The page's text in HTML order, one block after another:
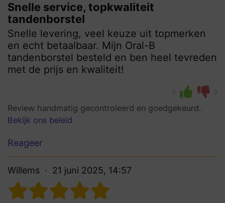
Snelle service, topkwaliteit
tandenborstel
Snelle levering, veel keuze uit topmerken
en echt betaalbaar. Mijn Oral-B
tandenborstel besteld en ben heel tevreden
met de prijs en kwaliteit!
0 0
Review handmatig gecontroleerd en goedgekeurd.
Bekijk ons beleid
Reageer
Willems 21 juni 2025, 14:57